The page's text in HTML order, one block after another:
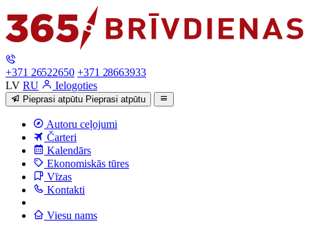
+371 26522650 +371 28663933
LV RU Ielogoties
Pieprasi atpūtu Pieprasi atpūtu
Autoru ceļojumi
Čarteri
Kalendārs
Ekonomiskās tūres
Vīzas
Kontakti
Viesu nams